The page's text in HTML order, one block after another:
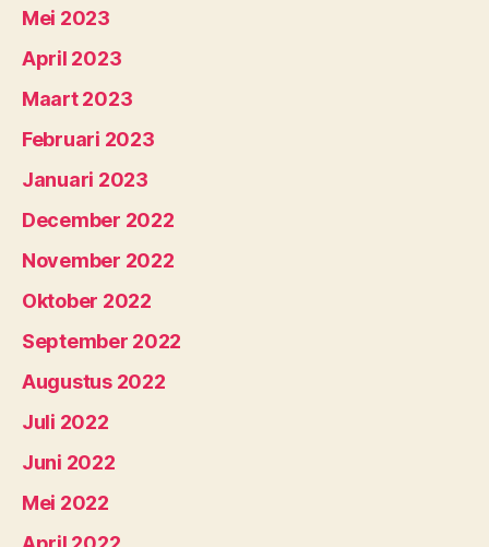
Mei 2023
April 2023
Maart 2023
Februari 2023
Januari 2023
December 2022
November 2022
Oktober 2022
September 2022
Augustus 2022
Juli 2022
Juni 2022
Mei 2022